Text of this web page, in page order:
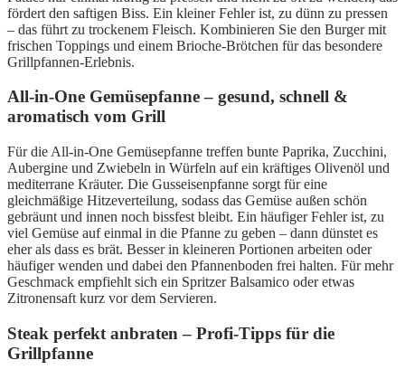
fördert den saftigen Biss. Ein kleiner Fehler ist, zu dünn zu pressen
– das führt zu trockenem Fleisch. Kombinieren Sie den Burger mit
frischen Toppings und einem Brioche-Brötchen für das besondere
Grillpfannen-Erlebnis.
All-in-One Gemüsepfanne – gesund, schnell &
aromatisch vom Grill
Für die All-in-One Gemüsepfanne treffen bunte Paprika, Zucchini,
Aubergine und Zwiebeln in Würfeln auf ein kräftiges Olivenöl und
mediterrane Kräuter. Die Gusseisenpfanne sorgt für eine
gleichmäßige Hitzeverteilung, sodass das Gemüse außen schön
gebräunt und innen noch bissfest bleibt. Ein häufiger Fehler ist, zu
viel Gemüse auf einmal in die Pfanne zu geben – dann dünstet es
eher als dass es brät. Besser in kleineren Portionen arbeiten oder
häufiger wenden und dabei den Pfannenboden frei halten. Für mehr
Geschmack empfiehlt sich ein Spritzer Balsamico oder etwas
Zitronensaft kurz vor dem Servieren.
Steak perfekt anbraten – Profi-Tipps für die
Grillpfanne